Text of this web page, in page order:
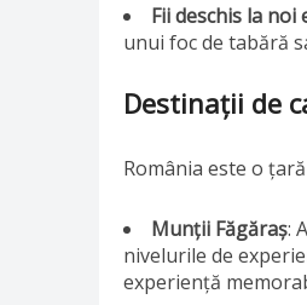
Fii deschis la noi
unui foc de tabără
Destinații de
România este o
Munții Făgăraș:
nivelurile de
experiență